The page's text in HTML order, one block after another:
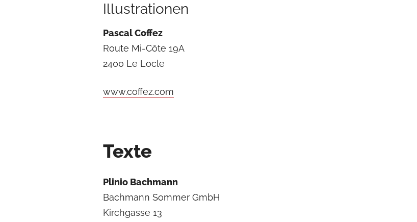
Illustrationen
Pascal Coffez
Route Mi-Côte 19A
2400 Le Locle
www.coffez.com
Texte
Plinio Bachmann
Bachmann Sommer GmbH
Kirchgasse 13